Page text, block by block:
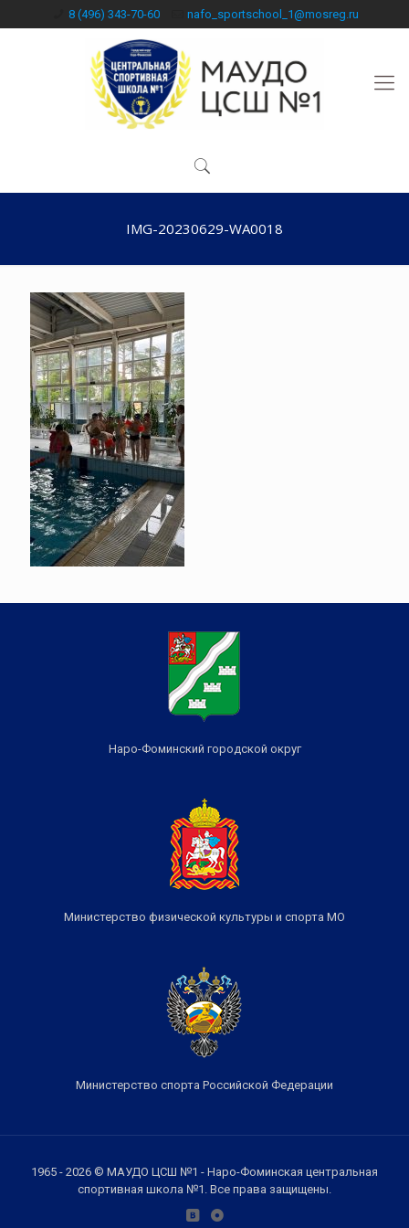
8 (496) 343-70-60 nafo_sportschool_1@mosreg.ru
IMG-20230629-WA0018
Наро-Фоминский городской округ
Министерство физической культуры и спорта МО
Министерство спорта Российской Федерации
1965 - 2026 © МАУДО ЦСШ №1 - Наро-Фоминская центральная
спортивная школа №1. Все права защищены.